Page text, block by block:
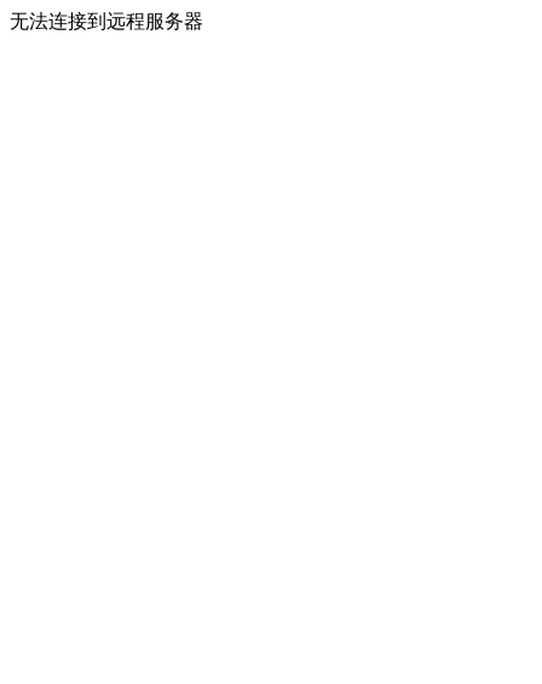
无法连接到远程服务器